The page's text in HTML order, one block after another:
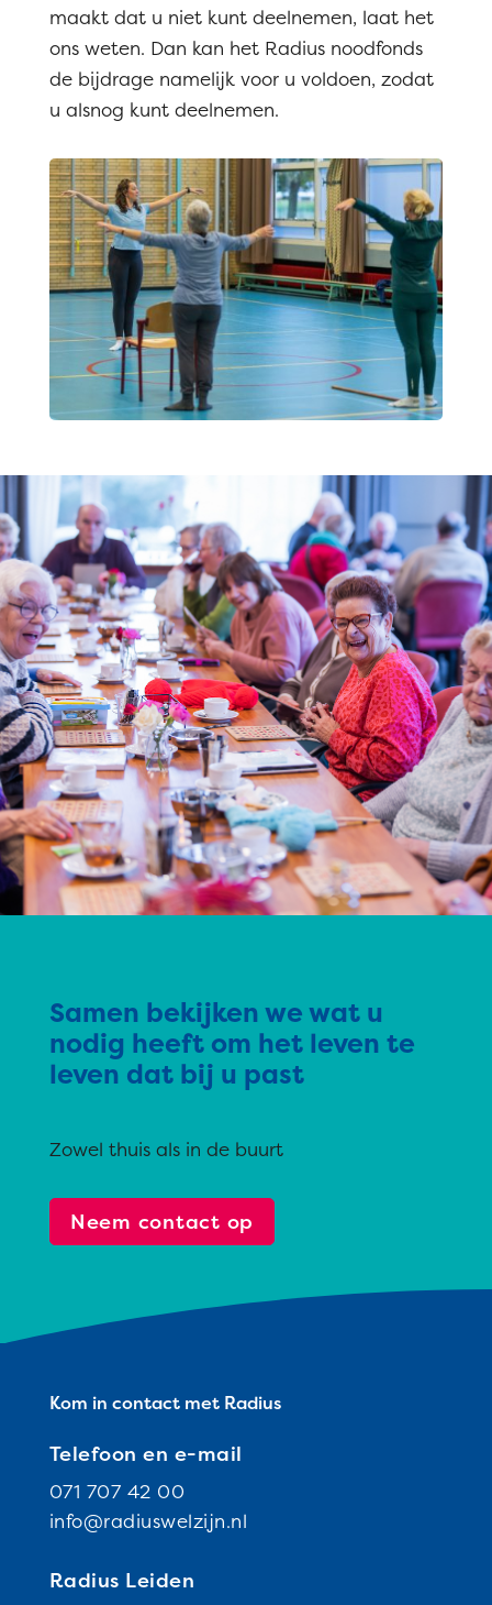
maakt dat u niet kunt deelnemen, laat het
ons weten. Dan kan het Radius noodfonds
de bijdrage namelijk voor u voldoen, zodat
u alsnog kunt deelnemen.
Samen bekijken we wat u
nodig heeft om het leven te
leven dat bij u past
Zowel thuis als in de buurt
Neem contact op
Kom in contact met Radius
Telefoon en e-mail
071 707 42 00
info@radiuswelzijn.nl
Radius Leiden